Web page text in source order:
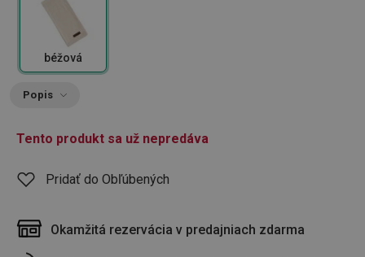
béžová
Popis
Tento produkt sa už nepredáva
Pridať do Obľúbených
Okamžitá rezervácia v predajniach zdarma